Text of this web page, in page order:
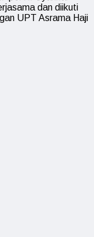
dan diikuti
UPT Asrama Haji